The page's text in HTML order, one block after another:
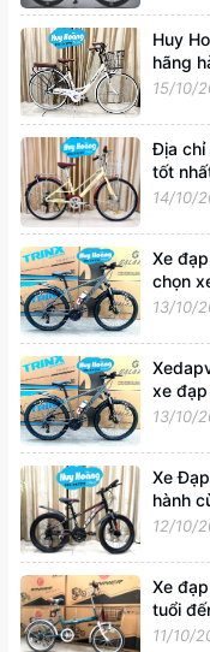
Huy
hãng
15/10/
Địa chỉ
tốt
14/10/
Xe
chọn
13/10/
xe
13/10/
Xe
hành
12/10/
Xe
tuổi
11/10/